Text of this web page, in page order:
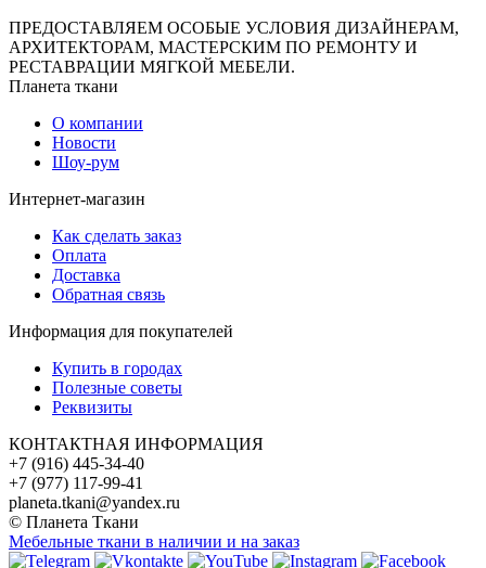
ПРЕДОСТАВЛЯЕМ ОСОБЫЕ УСЛОВИЯ ДИЗАЙНЕРАМ,
АРХИТЕКТОРАМ, МАСТЕРСКИМ ПО РЕМОНТУ И
РЕСТАВРАЦИИ МЯГКОЙ МЕБЕЛИ.
Планета ткани
О компании
Новости
Шоу-рум
Интернет-магазин
Как сделать заказ
Оплата
Доставка
Обратная связь
Информация для покупателей
Купить в городах
Полезные советы
Реквизиты
КОНТАКТНАЯ ИНФОРМАЦИЯ
+7 (916) 445-34-40
+7 (977) 117-99-41
planeta.tkani@yandex.ru
© Планета Ткани
Мебельные ткани в наличии и на заказ